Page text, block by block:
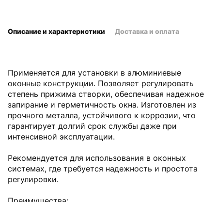
Применяется для установки в алюминиевые
оконные конструкции. Позволяет регулировать
степень прижима створки, обеспечивая надежное
запирание и герметичность окна. Изготовлен из
прочного металла, устойчивого к коррозии, что
гарантирует долгий срок службы даже при
интенсивной эксплуатации.
Рекомендуется для использования в оконных
системах, где требуется надежность и простота
регулировки.
Описание и характеристики Доставка и оплата